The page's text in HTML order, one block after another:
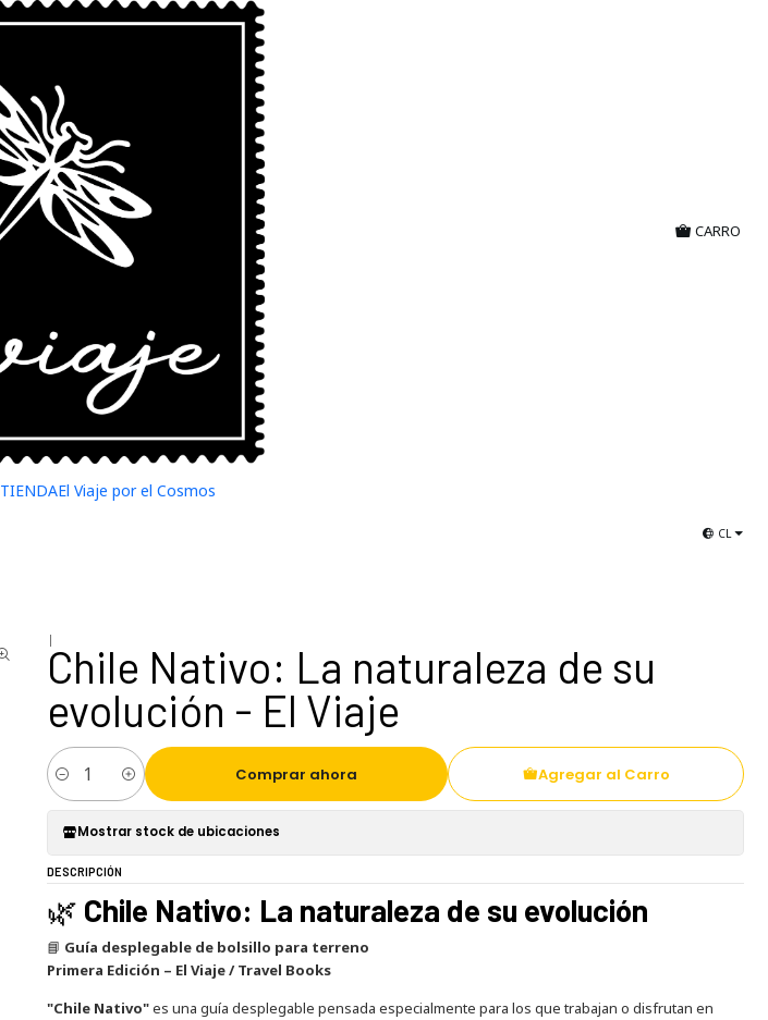
CARRO
TIENDAEl Viaje por el Cosmos
CL
|
Chile Nativo: La naturaleza de su
evolución - El Viaje
Cantidad Agregar al Carro
Comprar ahora
Mostrar stock de ubicaciones
DESCRIPCIÓN
🌿 Chile Nativo: La naturaleza de su evolución
📘 Guía desplegable de bolsillo para terreno
Primera Edición – El Viaje / Travel Books
"Chile Nativo"es una guía desplegable pensada especialmente para los que trabajan o disfrutan en